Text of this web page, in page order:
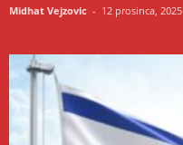
Midhat Vejzovic - 12 prosinca, 2025